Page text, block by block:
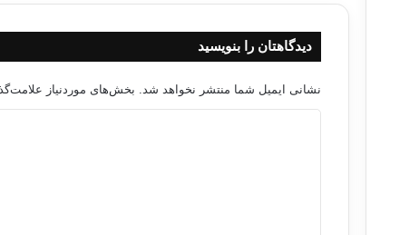
دیدگاهتان را بنویسید
نشانی ایمیل شما منتشر نخواهد شد. بخش‌های موردنیاز